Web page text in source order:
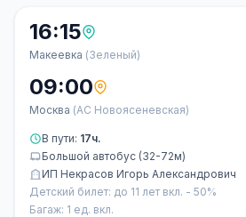
16:15
Макеевка (Зеленый)
09:00
Москва (АС Новоясеневская)
В пути: 17ч.
Большой автобус (32-72м)
ИП Некрасов Игорь Александрович
Детский билет: до 11 лет вкл. - 50%
Багаж: 1 ед. вкл.